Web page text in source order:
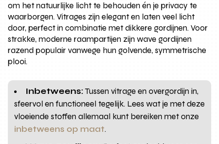
om het natuurlijke licht te behouden én je privacy te
waarborgen. Vitrages zijn elegant en laten veel licht
door, perfect in combinatie met dikkere gordijnen. Voor
strakke, moderne raampartijen zijn wave gordijnen
razend populair vanwege hun golvende, symmetrische
plooi.
Inbetweens:Tussen vitrage en overgordijn in,
sfeervol en functioneel tegelijk. Lees wat je met deze
vloeiende stoffen allemaal kunt bereiken met onze
inbetweens op maat.